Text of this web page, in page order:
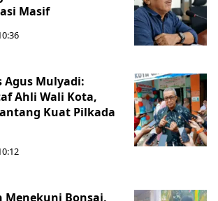
Masif
Agus Mulyadi:
Ahli Wali Kota,
Kuat Pilkada
Menekuni Bonsai,